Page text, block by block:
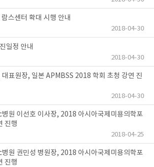
스센터 확대 시행 안내
2018-04-30
일정 안내
2018-04-30
대표원장, 일본 APMBSS 2018 학회 초청 강연 진
2018-04-30
원 이선호 이사장, 2018 아시아국제미용의학포
진행
2018-04-25
원 권민성 병원장, 2018 아시아국제미용의학포
진행